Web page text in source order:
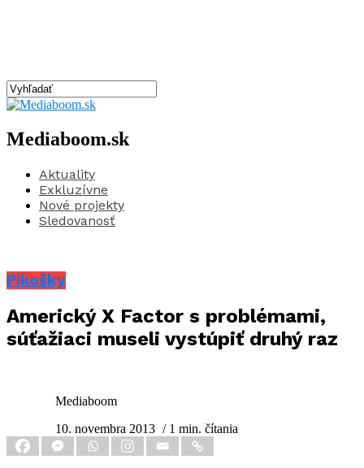
Mediaboom.sk
Aktuality
Exkluzívne
Nové projekty
Sledovanosť
Pikošky
Americký X Factor s problémami,
súťažiaci museli vystúpiť druhý raz
Mediaboom
10. novembra 2013 / 1 min. čítania